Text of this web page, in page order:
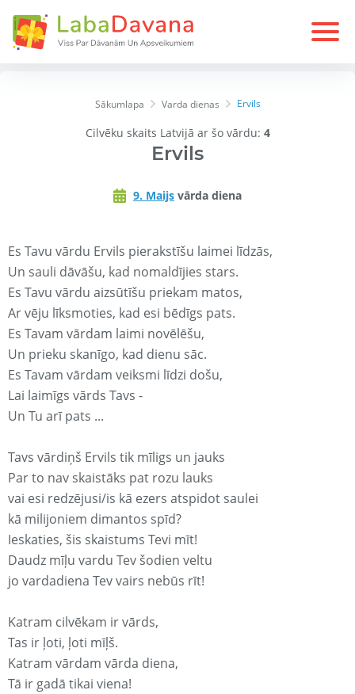
Sākumlapa Varda dienas Ervils
Cilvēku skaits Latvijā ar šo vārdu: 4
Ervils
9. Maijs vārda diena
Es Tavu vārdu Ervils pierakstīšu laimei līdzās,
Un sauli dāvāšu, kad nomaldījies stars.
Es Tavu vārdu aizsūtīšu priekam matos,
Ar vēju līksmoties, kad esi bēdīgs pats.
Es Tavam vārdam laimi novēlēšu,
Un prieku skanīgo, kad dienu sāc.
Es Tavam vārdam veiksmi līdzi došu,
Lai laimīgs vārds Tavs -
Un Tu arī pats ...
Tavs vārdiņš Ervils tik mīligs un jauks
Par to nav skaistāks pat rozu lauks
vai esi redzējusi/is kā ezers atspidot saulei
kā milijoniem dimantos spīd?
Ieskaties, šis skaistums Tevi mīt!
Daudz mīļu vardu Tev šodien veltu
jo vardadiena Tev vairs nebūs rīt!
Katram cilvēkam ir vārds,
Tas ir ļoti, ļoti mīļš.
Katram vārdam vārda diena,
Tā ir gadā tikai viena!